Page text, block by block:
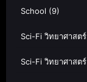
School (9)
Sci-Fi วิทยาศาสตร์
Sci-Fi วิทยาศาสตร์